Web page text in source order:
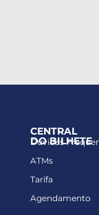
CENTRAL
DO BILHETE
Dúvidas
ATMs
Tarifa
Agendamento